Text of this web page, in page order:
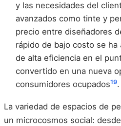
y las necesidades del
avanzados como tinte y
precio entre diseñadores
rápido de bajo costo se
de alta eficiencia en el
convertido en una nueva
consumidores ocupados19.
La variedad de espacios de
un microcosmos social: